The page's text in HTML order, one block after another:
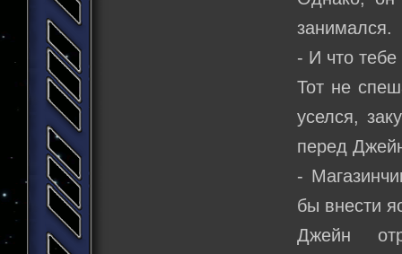
занимался.
- И что тебе
Тот не
уселся,
перед
-
бы внести
Джейн